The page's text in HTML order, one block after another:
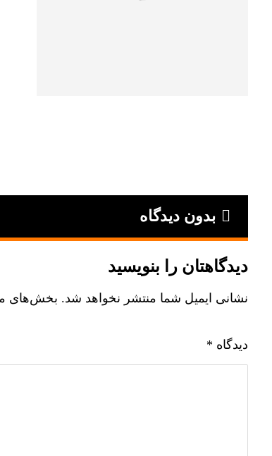
بدون دیدگاه
دیدگاهتان را بنویسید
نشانی ایمیل شما منتشر نخواهد شد. بخش‌های
دیدگاه *